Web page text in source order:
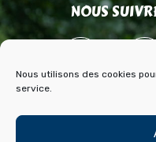
Nous utilisons des cookies
service.
NOUS